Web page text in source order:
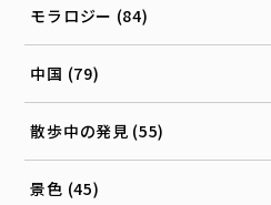
モラロジー (84)
中国 (79)
散歩中の発見 (55)
景色 (45)